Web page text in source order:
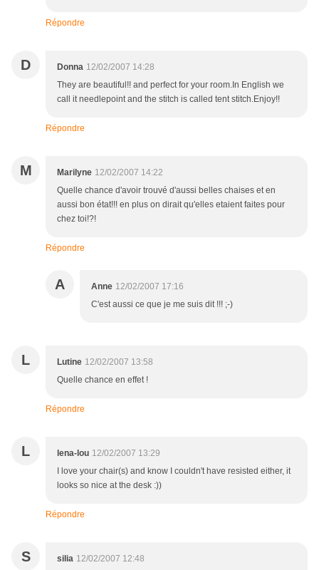
Répondre
D Donna 12/02/2007 14:28
They are beautiful!! and perfect for your room.In English we
call it needlepoint and the stitch is called tent stitch.Enjoy!!
Répondre
M Marilyne 12/02/2007 14:22
Quelle chance d'avoir trouvé d'aussi belles chaises et en
aussi bon état!!! en plus on dirait qu'elles etaient faites pour
chez toi!?!
Répondre
A Anne 12/02/2007 17:16
C'est aussi ce que je me suis dit !!! ;-)
L Lutine 12/02/2007 13:58
Quelle chance en effet !
Répondre
L lena-lou 12/02/2007 13:29
I love your chair(s) and know I couldn't have resisted either, it
looks so nice at the desk :))
Répondre
S silia 12/02/2007 12:48